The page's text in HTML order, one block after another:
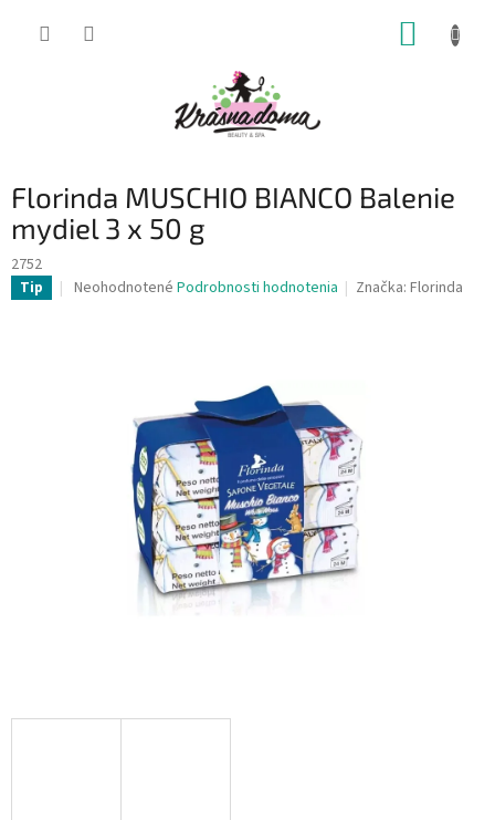
Florinda MUSCHIO BIANCO Balenie
mydiel 3 x 50 g
2752
Tip
Priemerné
hviezdičiek.
Neohodnotené Podrobnosti hodnotenia Značka:Florinda